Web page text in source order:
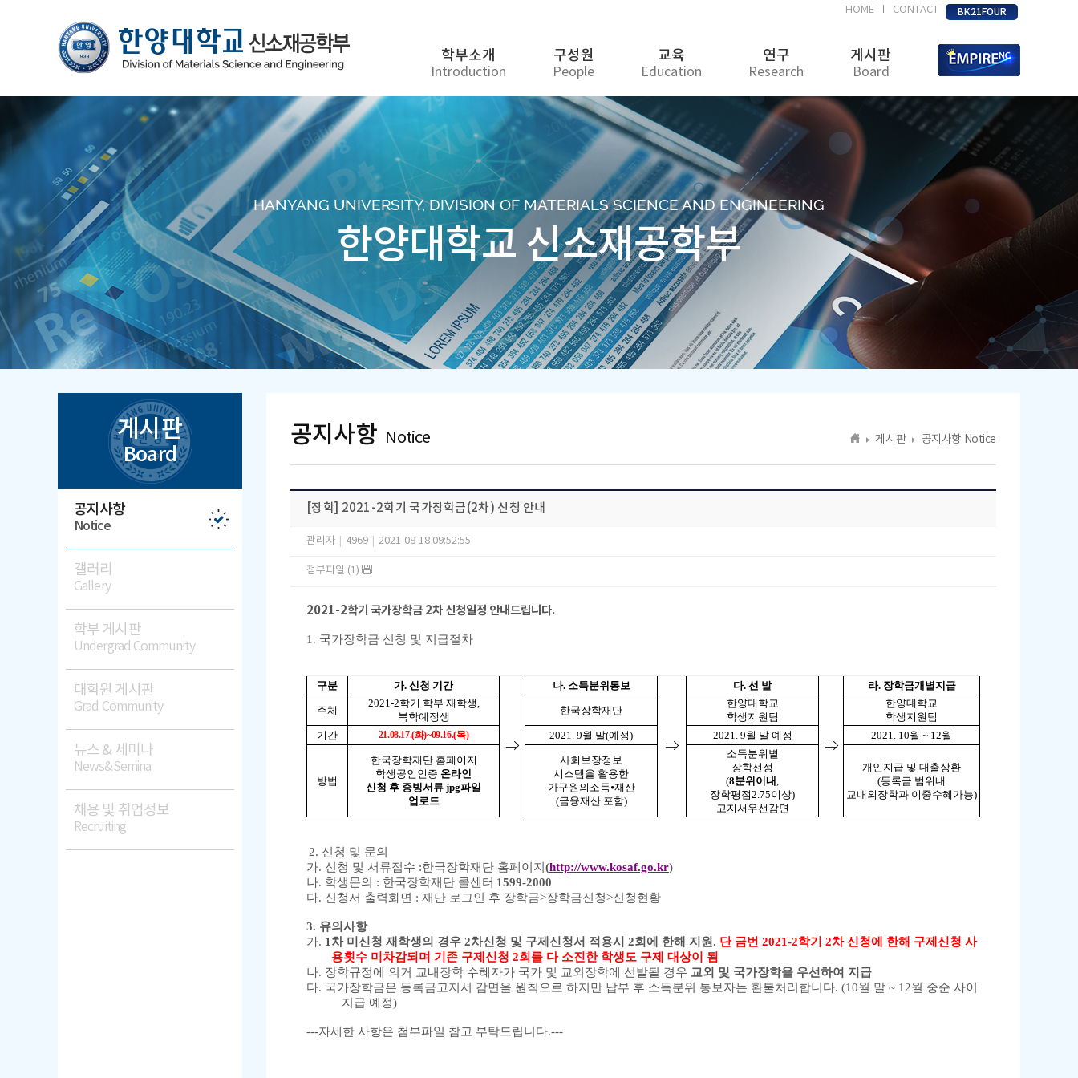
HOME CONTACT BK21FOUR
학부소개
Introduction
구성원
People
교육
Education
연구
Research
게시판
Board
HANYANG UNIVERSITY, DIVISION OF MATERIALS SCIENCE AND ENGINEERING
한양대학교 신소재공학부
게시판
Board
공지사항
Notice
갤러리
Gallery
학부 게시판
Undergrad Community
대학원 게시판
Grad Community
뉴스 & 세미나
News&Semina
채용 및 취업정보
Recruiting
공지사항 Notice 게시판 공지사항 Notice
[장학] 2021-2학기 국가장학금(2차) 신청 안내
관리자 4969 2021-08-18 09:52:55
첨부파일 (1)
2021-2학기 국가장학금 2차 신청일정 안내드립니다.
1. 국가장학금 신청 및 지급절차
구분 가. 신청 기간
⇒
나. 소득분위통보
⇒
다. 선 발
⇒
라. 장학금개별지급
주체
2021-2학기 학부 재학생,
복학예정생
한국장학재단
한양대학교
학생지원팀
한양대학교
학생지원팀
기간
21.08.17.(화)~09.16.(목) 2021. 9월 말(예정) 2021. 9월 말 예정 2021. 10월 ~ 12월
방법
한국장학재단 홈페이지
학생공인인증 온라인
신청 후 증빙서류 jpg파일
업로드
사회보장정보
시스템을 활용한
가구원의소득⦁재산
(금융재산 포함)
소득분위별
장학선정
(8분위이내,
장학평점2.75이상)
고지서우선감면
개인지급 및 대출상환
(등록금 범위내
교내외장학과 이중수혜가능)
2. 신청 및 문의
가. 신청 및 서류접수 :한국장학재단 홈페이지 (http://www.kosaf.go.kr)
나. 학생문의 : 한국장학재단 콜센터 1599-2000
다. 신청서 출력화면 : 재단 로그인 후 장학금>장학금신청>신청현황
3. 유의사항
가. 1 차 미신청 재학생의 경우 2차신청 및 구제신청서 적용시 2회에 한해 지원. 단 금번 2021-2학기 2차 신청에 한해 구제신청 사
용횟수 미차감되며 기존 구제신청 2회를 다 소진한 학생도 구제 대상이 됨
나. 장학규정에 의거 교내장학 수혜자가 국가 및 교외장학에 선발될 경우 교외 및 국가장학을 우선하여 지급
다. 국가장학금은 등록금고지서 감면을 원칙으로 하지만 납부 후 소득분위 통보자는 환불처리합니다. (10월 말 ~ 12월 중순 사이
지급 예정)
---자세한 사항은 첨부파일 참고 부탁드립니다.---